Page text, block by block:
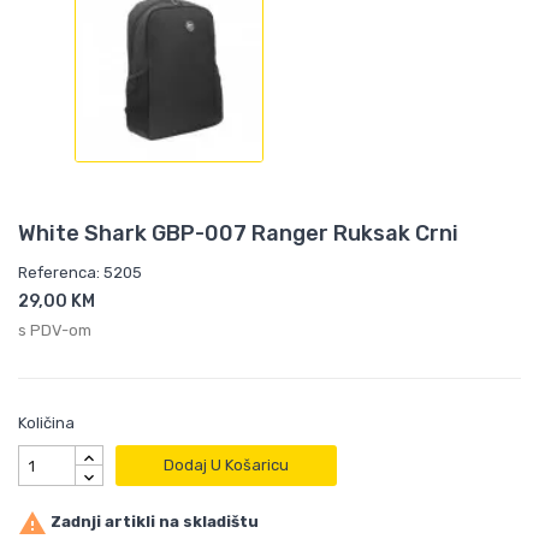
White Shark GBP-007 Ranger Ruksak Crni
Referenca: 5205
29,00 KM
s PDV-om
Količina
Dodaj U Košaricu
 Zadnji artikli na skladištu